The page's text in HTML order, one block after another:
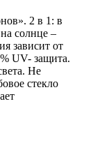
2 в 1: в
солнце –
зависит от
UV- защита.
Не
стекло